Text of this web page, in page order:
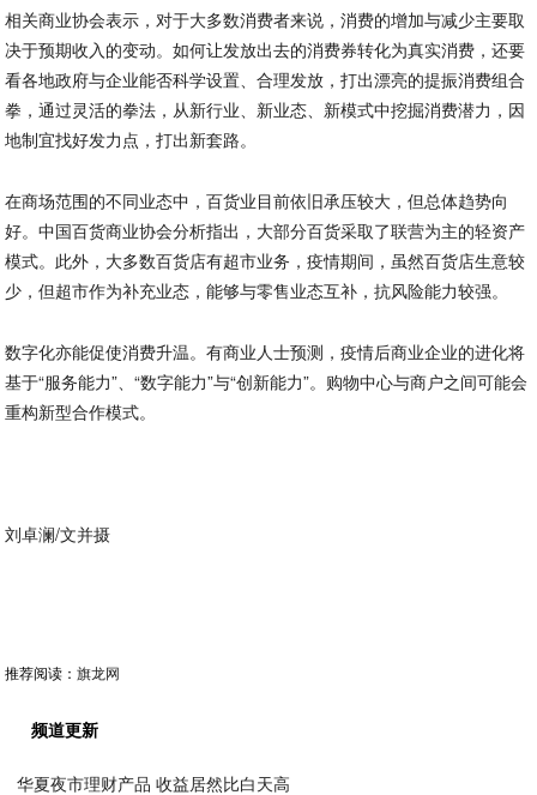
相关商业协会表示，对于大多数消费者来说，消费的增加与减少主要取
决于预期收入的变动。如何让发放出去的消费券转化为真实消费，还要
看各地政府与企业能否科学设置、合理发放，打出漂亮的提振消费组合
拳，通过灵活的拳法，从新行业、新业态、新模式中挖掘消费潜力，因
地制宜找好发力点，打出新套路。
在商场范围的不同业态中，百货业目前依旧承压较大，但总体趋势向
好。中国百货商业协会分析指出，大部分百货采取了联营为主的轻资产
模式。此外，大多数百货店有超市业务，疫情期间，虽然百货店生意较
少，但超市作为补充业态，能够与零售业态互补，抗风险能力较强。
数字化亦能促使消费升温。有商业人士预测，疫情后商业企业的进化将
基于“服务能力”、“数字能力”与“创新能力”。购物中心与商户之间可能会
重构新型合作模式。
刘卓澜/文并摄
推荐阅读：旗龙网
频道更新
华夏夜市理财产品 收益居然比白天高